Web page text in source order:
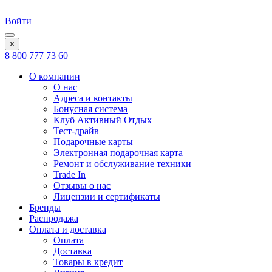
Войти
×
8 800 777 73 60
О компании
О нас
Адреса и контакты
Бонусная система
Клуб Активный Отдых
Тест-драйв
Подарочные карты
Электронная подарочная карта
Ремонт и обслуживание техники
Trade In
Отзывы о нас
Лицензии и сертификаты
Бренды
Распродажа
Оплата и доставка
Оплата
Доставка
Товары в кредит